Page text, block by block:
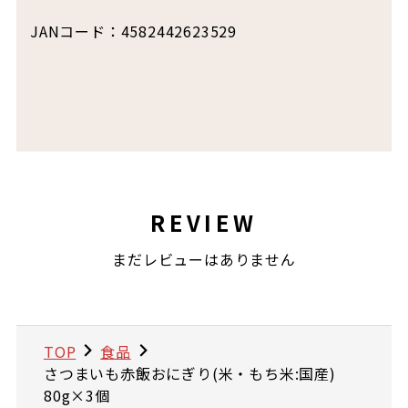
JANコード：4582442623529
REVIEW
まだレビューはありません
TOP
食品
さつまいも赤飯おにぎり(米・もち米:国産)
80g×3個